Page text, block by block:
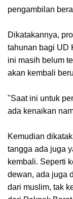
pengambilan
Dikatakannya,
tahunan bagi UD
ini masih belum
akan kembali
"Saat ini untuk
ada kenaikan
Kemudian
tangga ada juga
kembali. Seperti
dewan, ada juga
dari muslim, tak